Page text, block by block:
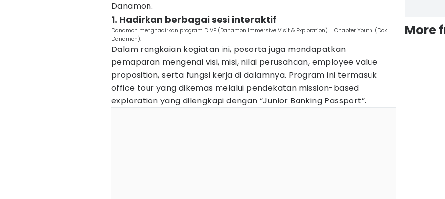
Danamon.
1. Hadirkan berbagai sesi interaktif
Danamon menghadirkan program DIVE (Danamon Immersive Visit & Exploration) – Chapter Youth. (Dok.
Danamon).
Dalam rangkaian kegiatan ini, peserta juga mendapatkan
pemaparan mengenai visi, misi, nilai perusahaan, employee value
proposition, serta fungsi kerja di dalamnya. Program ini termasuk
office tour yang dikemas melalui pendekatan mission-based
exploration yang dilengkapi dengan “Junior Banking Passport”.
More